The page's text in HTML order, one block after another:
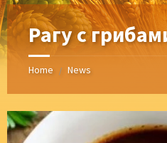
Рагу с
Home / News